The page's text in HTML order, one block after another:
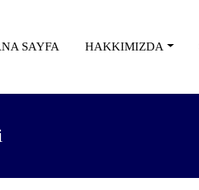
SAYFA HAKKIMIZDA